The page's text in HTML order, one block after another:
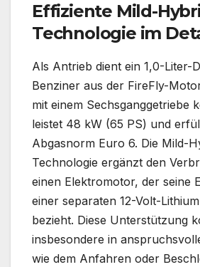
Effiziente Mild-
Technologie im
Als Antrieb dient ein 1,0-Liter-
Benziner aus der FireFly-
mit einem Sechsganggetriebe
leistet 48 kW (65 PS) und
Abgasnorm Euro 6. Die Mild-
Technologie ergänzt den
einen Elektromotor, der seine
einer separaten 12-Volt-
bezieht. Diese Unterstützung
insbesondere in
wie dem Anfahren oder